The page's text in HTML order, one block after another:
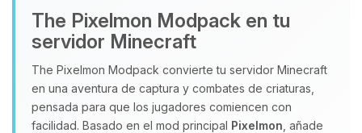
The Pixelmon Modpack en tu
servidor Minecraft
The Pixelmon Modpack convierte tu servidor Minecraft
en una aventura de captura y combates de criaturas,
pensada para que los jugadores comiencen con
facilidad. Basado en el mod principal Pixelmon , añade
Yupi, por fin alguien con quien
hablar! Soy Choupy, tu pequeno
asistente de BoxToPlay. Cuentame
que necesitas y moveré mis
pequenos circuitos para ayudarte.
10/08/2026 15:00